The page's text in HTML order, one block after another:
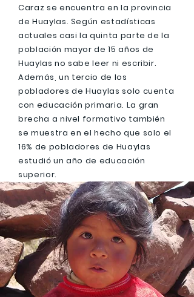
Caraz se encuentra en la provincia
de Huaylas. Según estadísticas
actuales casi la quinta parte de la
población mayor de 15 años de
Huaylas no sabe leer ni escribir.
Además, un tercio de los
pobladores de Huaylas solo cuenta
con educación primaria. La gran
brecha a nivel formativo también
se muestra en el hecho que solo el
16% de pobladores de Huaylas
estudió un año de educación
superior.